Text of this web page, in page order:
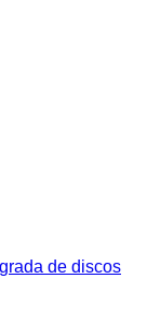
de discos